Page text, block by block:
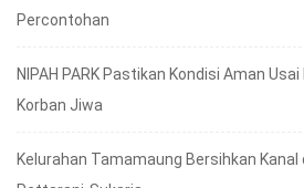
Percontohan
NIPAH PARK Pastikan Kondisi Aman
Korban Jiwa
Kelurahan Tamamaung Bersihkan Kanal